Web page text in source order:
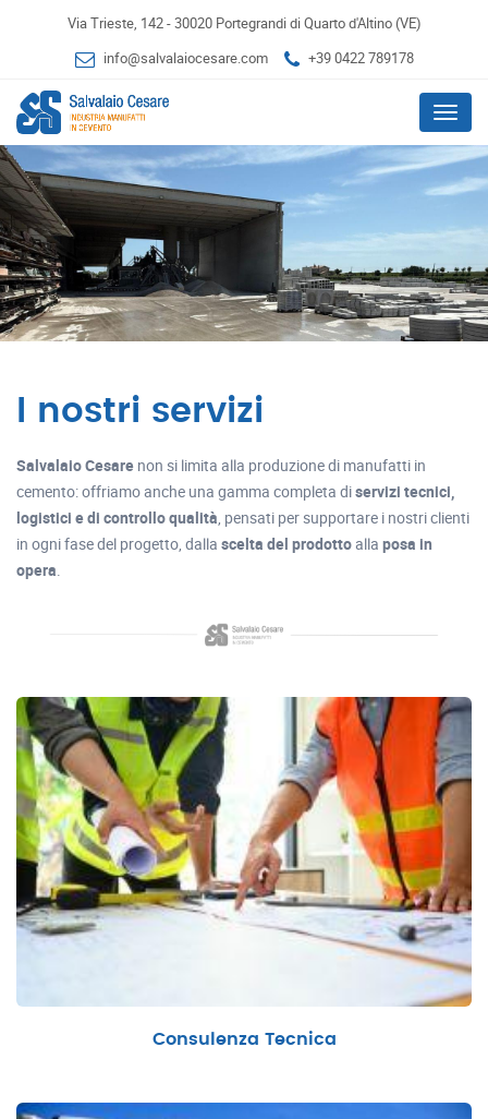
Via Trieste, 142 - 30020 Portegrandi di Quarto d'Altino (VE)
info@salvalaiocesare.com
+39 0422 789178
Menu
I nostri servizi
Salvalaio Cesare non si limita alla produzione di manufatti in
cemento: offriamo anche una gamma completa diservizi tecnici,
logistici e di controllo qualità , pensati per supportare i nostri clienti
in ogni fase del progetto, dalla scelta del prodottoalla posa in
opera
Consulenza Tecnica